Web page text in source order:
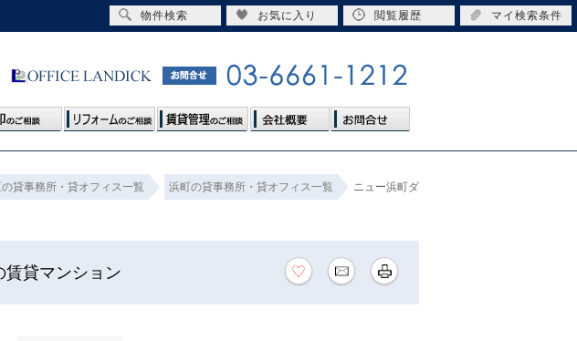
貸事務所・貸オフィス一覧 浜町の貸事務所・貸オフィス一覧
ニュー浜町ダ
賃貸マンション
物件検索 お気に入り 閲覧履歴 マイ検索条件